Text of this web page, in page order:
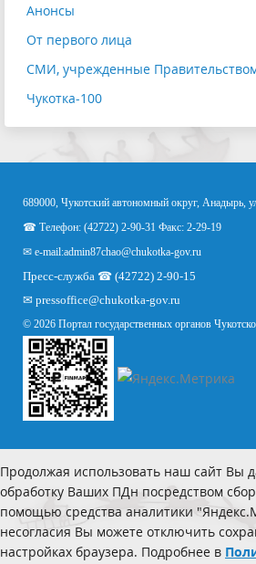
Анонсы
От первого лица
СМИ, учрежденные
Чукотка-100
689000, Чукотский автономный округ, Анадырь,
☎ Телефон: (42722) 2-90-31 Факс: 2-29-19
✉ e-mail:admin87chao@chukotka-gov.ru
Пресс-служба ☎ (42722) 2-90-15
✉ pressoffice@chukotka-gov.ru
© 2026 Портал государственных органов
Продолжая использовать наш сайт Вы
обработку Ваших ПДн посредством
помощью средства аналитики
несогласия Вы можете отключить
настройках браузера. Подробнее в